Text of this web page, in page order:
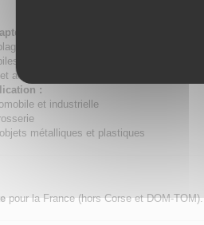
:
fixes ou sur pied
aérogommeuses
:
et industrielle
métalliques et plastiques
pour la France (hors Corse et DOM-TOM).